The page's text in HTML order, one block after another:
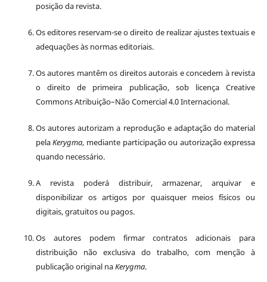
posição da revista.
Os editores reservam-se o direito de realizar ajustes textuais e
adequações às normas editoriais.
Os autores mantêm os direitos autorais e concedem à revista
o direito de primeira publicação, sob licença Creative
Commons Atribuição–Não Comercial 4.0 Internacional.
Os autores autorizam a reprodução e adaptação do material
pelaKerygma, mediante participação ou autorização expressa
quando necessário.
A revista poderá distribuir, armazenar, arquivar e
disponibilizar os artigos por quaisquer meios físicos ou
digitais, gratuitos ou pagos.
Os autores podem firmar contratos adicionais para
distribuição não exclusiva do trabalho, com menção à
publicação original naKerygma.